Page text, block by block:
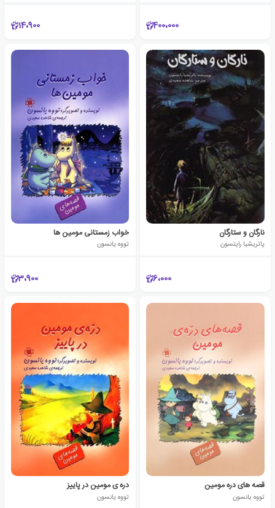
400،000 14،900
نارگان و ستارگان
پاتریشیا رایتسون
6،000
خواب زمستانی مومین ها
تووه یانسون
3،900
قصه های دره مومین
تووه یانسون
دره ی مومین در پاییز
تووه یانسون